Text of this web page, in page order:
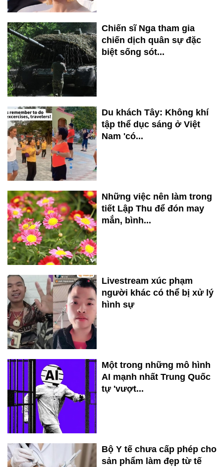
Chiến sĩ Nga tham gia
chiến dịch quân sự đặc
biệt sống sót...
Du khách Tây: Không khí
tập thể dục sáng ở Việt
Nam 'có...
Những việc nên làm trong
tiết Lập Thu để đón may
mắn, bình...
Livestream xúc phạm
người khác có thể bị xử lý
hình sự
Một trong những mô hình
AI mạnh nhất Trung Quốc
tự 'vượt...
Bộ Y tế chưa cấp phép cho
sản phẩm làm đẹp từ tế